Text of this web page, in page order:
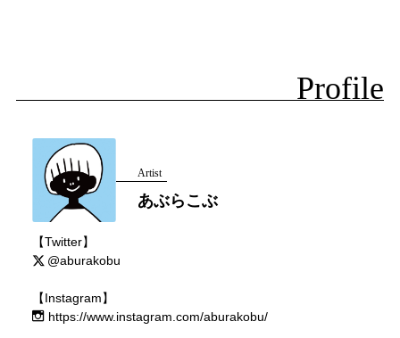
Profile
Artist
あぶらこぶ
【Twitter】
@aburakobu
【Instagram】
https://www.instagram.com/aburakobu/